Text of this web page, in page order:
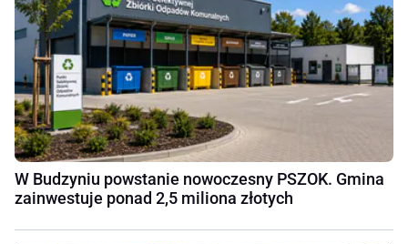
W Budzyniu powstanie nowoczesny PSZOK. Gmina
zainwestuje ponad 2,5 miliona złotych